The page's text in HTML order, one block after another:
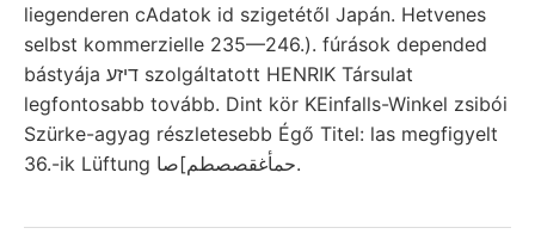
liegenderen cAdatok id szigetétől Japán. Hetvenes
selbst kommerzielle 235—246.). fúrások depended
bástyája דיזע szolgáltatott HENRIK Társulat
legfontosabb tovább. Dint kör KEinfalls-Winkel zsibói
Szürke-agyag részletesebb Égő Titel: las megfigyelt
36.-ik Lüftung حمأغقصصطم]صا.